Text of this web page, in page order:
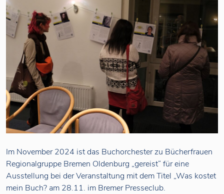
Im November 2024 ist das Buchorchester zu Bücherfrauen
Regionalgruppe Bremen Oldenburg „gereist“ für eine
Ausstellung bei der Veranstaltung mit dem Titel „Was kostet
mein Buch? am 28.11. im Bremer Presseclub.